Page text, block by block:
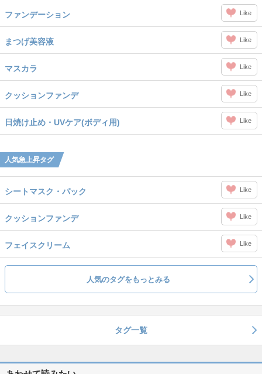
ファンデーション Like
まつげ美容液 Like
マスカラ Like
クッションファンデ Like
日焼け止め・UVケア(ボディ用) Like
人気急上昇タグ
シートマスク・パック Like
クッションファンデ Like
フェイスクリーム Like
人気のタグをもっとみる
タグ一覧